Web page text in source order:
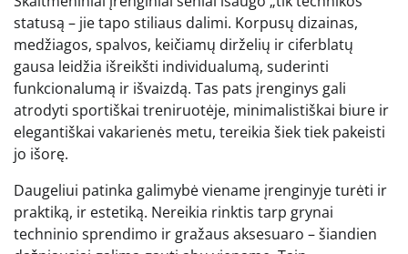
statusą – jie tapo stiliaus dalimi. Korpusų dizainas,
medžiagos, spalvos, keičiamų dirželių ir ciferblatų
gausa leidžia išreikšti individualumą, suderinti
funkcionalumą ir išvaizdą. Tas pats įrenginys gali
atrodyti sportiškai treniruotėje, minimalistiškai biure ir
elegantiškai vakarienės metu, tereikia šiek tiek pakeisti
jo išorę.
Daugeliui patinka galimybė viename įrenginyje turėti ir
praktiką, ir estetiką. Nereikia rinktis tarp grynai
techninio sprendimo ir gražaus aksesuaro – šiandien